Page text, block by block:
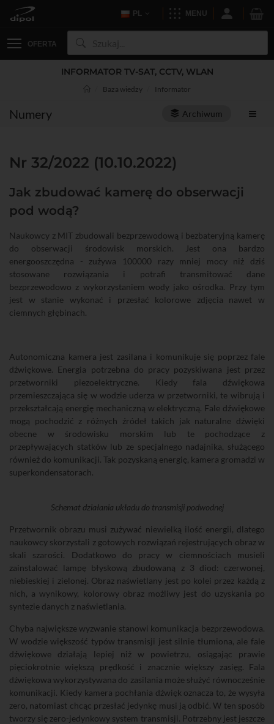
PL MENU
OFERTA
INFORMATOR TV-SAT, CCTV, WLAN
Baza wiedzy Informator
Numery Archiwum
Nr 32/2022 (10.10.2022)
Jak zbudować kamerę do obserwacji
pod wodą?
Naukowcy z MIT zbudowali bezprzewodową i bezbateryjną kamerę
do obserwacji środowisk morskich. Jest ona bardzo
energooszczędna - zużywa 100000 razy mniej mocy niż dziś
stosowane rozwiązania i potrafi transmitować dane
bezprzewodowo z wykorzystaniem wody jako ośrodka. Przy tym
jest w stanie wykonać i przesłać kolorowe zdjęcia nawet w
ciemnych głębinach.
Autonomiczna kamera jest zasilana i komunikuje się poprzez fale
dźwiękowe. Energia potrzebna do pracy pozyskiwana jest przez
przetworniki piezoelektryczne. Kiedy fala dźwiękowa
przemieszczająca się w wodzie uderza w przetworniki, te wibrują i
przekształcają energię mechaniczną w elektryczną. Fale dźwiękowe
mogą pochodzić z różnych źródeł takich jak naturalne dźwięki
obecne w środowisku morskim lub te pochodzące z
przepływających statków lub ze specjalnego nadajnika, służącego
również do komunikacji. Tak pozyskaną energię, kamera gromadzi w
superkondensatorach.
Schemat działania układu do transmisji podwodnej
Przetwornik obrazu musi zużywać niewielką ilość energii, dlatego
naukowcy skorzystali z gotowych rozwiązań rejestrujących obraz w
skali szarości. Dodatkowo do pracy w ciemnościach musieli
zainstalować lampę błyskową zbudowaną z 3 diod: czerwonej,
niebieskiej i zielonej. Obraz naświetlany jest po kolei przez każdą z
nich, a wynikowy, kolorowy obraz możliwy jest do uzyskania po
syntezie danych z naświetlania.
Chyba największe wyzwanie stanowi komunikacja bezprzewodowa.
W wodzie większość typów transmisji jest silnie tłumiona, ale fale
dźwiękowe działają lepiej niż w powietrzu, osiągając prawie
pięciokrotnie większą prędkość i znacznie większy zasięg. Fala
dźwiękowa wykorzystywana do zasilania może służyć równocześnie
komunikacji. Kiedy kamera pochłania dźwięk oznacza to, że wysyła
zero, natomiast chcąc przesłać jedynkę musi ją odbić. W ten sposób
tworzy się zero-jedynkowy system transmisji. Potrzebny jest jeszcze